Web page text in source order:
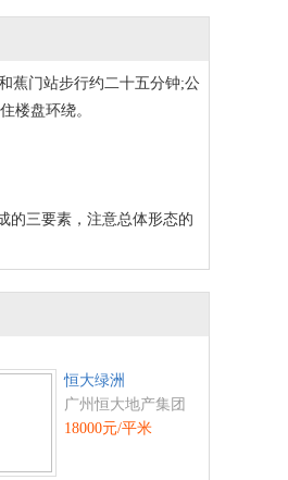
蕉门站步行约二十五分钟;公
楼盘环绕。
三要素，注意总体形态的
恒大绿洲
广州恒大地产集团
18000元/平米